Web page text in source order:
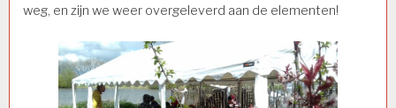
weg, en zijn we weer overgeleverd aan de elementen!